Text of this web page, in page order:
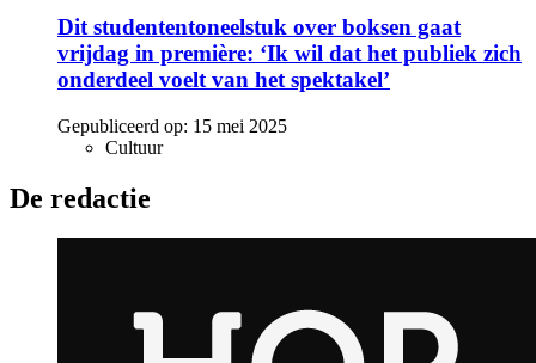
Dit studententoneelstuk over boksen gaat
vrijdag in première: ‘Ik wil dat het publiek zich
onderdeel voelt van het spektakel’
Gepubliceerd op: 15 mei 2025
Cultuur
De redactie